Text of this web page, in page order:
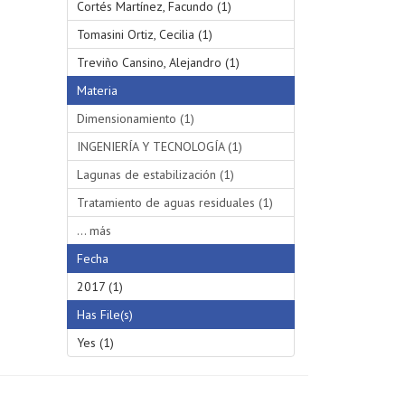
Cortés Martínez, Facundo (1)
Tomasini Ortiz, Cecilia (1)
Treviño Cansino, Alejandro (1)
Materia
Dimensionamiento (1)
INGENIERÍA Y TECNOLOGÍA (1)
Lagunas de estabilización (1)
Tratamiento de aguas residuales (1)
... más
Fecha
2017 (1)
Has File(s)
Yes (1)